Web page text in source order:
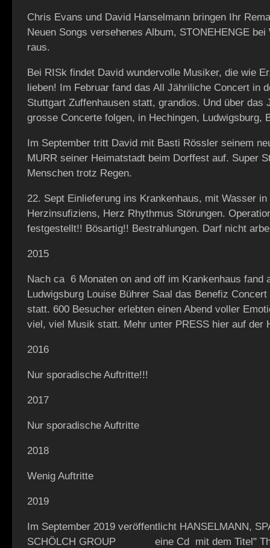
Chris Evans und David Hanselmann bringen Ihr
Neuen Songs versehenes Album, STONEHENGE
raus.
Bei RISk findet David wundervolle Musiker, die wie
lieben! Im Februar fand das All Jähriliche Concert in
Stuttgart Zuffenhausen statt, grandios. Und über das
grosse Concerte folgen, in Hechingen, Ludwigsburg,
Im September tritt David mit Basti Rössler seinem
MURR seiner Heimatstadt beim Dorffest auf. Super
Menschen trotz Regen.
22. Sept Einlieferung ins Krankenhaus, mit Wasser in
Herzinsufiziens, Herz Rhythmus Störungen.
festgestellt!! Bösartig!! Bestrahlungen. Darf nicht
2015
Nach ca 6 Monaten on and off im Krankenhaus fand
Ludwigsburg Louise Bührer Saal das Benefiz Concert
statt. 600 Besucher erlebten einen Abend voller
viel, viel Musik statt. Mehr unter PRESS hier auf der
2016
Nur sporadische Auftritte!!!
2017
Nur sporadische Auftritte
2018
Wenig Auftritte
2019
Im September 2019 veröffentlicht HANSELMANN,
SCHÖLCH GROUP eine Cd mit dem Titel"